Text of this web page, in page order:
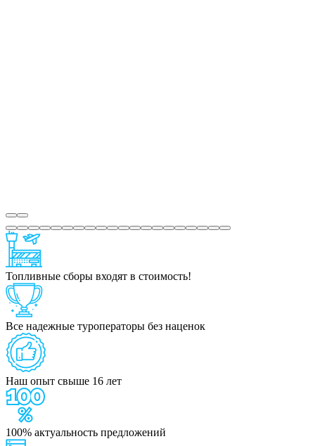
Топливные сборы входят в стоимость!
Все надежные туроператоры без наценок
Наш опыт свыше 16 лет
100% актуальность предложений